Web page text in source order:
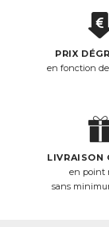
PRIX
en fonction
LIVRAISON
en point
sans